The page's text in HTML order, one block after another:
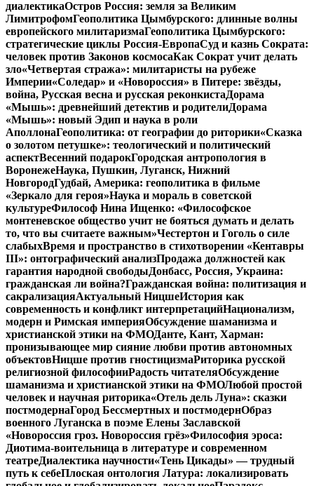
диалектикаОстров Россия: земля за Великим
ЛимитрофомГеополитика Цымбурского: длинные волны
европейского милитаризмаГеополитика Цымбурского:
стратегические циклы Россия-ЕвропаСуд и казнь Сократа:
человек против Законов космосаКак Сократ учит делать
зло«Четвертая стража»: милитаристы на рубеже
Империи«Соледар» и «Новороссия» в Питере: звёзды,
война, Русская весна и русская реконкистаДорама
«Мышь»: древнейший детектив и родителиДорама
«Мышь»: новый Эдип и наука в роли
АполлонаГеополитика: от географии до риторики«Сказка
о золотом петушке»: теологический и политический
аспектВесенний подарокГородская антропология в
ВоронежеНаука, Пушкин, Луганск, Нижний
НовгородГудбай, Америка: геополитика в фильме
«Зеркало для героя»Наука и мораль в советской
культуреФилософ Нина Ищенко: «Философское
монтеневское общество учит не бояться думать и делать
то, что вы считаете важным»Честертон и Гоголь о силе
слабыхВремя и пространство в стихотворении «Кентавры
III»: онтографический анализПродажа должностей как
гарантия народной свободыДонбасс, Россия, Украина:
гражданская ли война?Гражданская война: политизация и
сакрализацияАктуальный НицшеИстория как
современность и конфликт интерпретацийНационализм,
модерн и Римская империяОбсуждение шаманизма и
христианской этики на ФМОДанте, Кант, Харман:
пронизывающее мир сияние любви против автономных
объектовНицше против гностицизмаРиторика русской
религиозной философииРадость читателяОбсуждение
шаманизма и христианской этики на ФМОЛюбой простой
человек и научная риторика«Отель дель Луна»: сказки
постмодернаГород Бессмертных и постмодернОбраз
военного Луганска в поэме Елены Заславской
«Новороссия гроз. Новороссия грёз»Философия эроса:
Диотима-воительница в литературе и современном
театреДиалектика научности«Тень Цикады» — трудный
путь к себеПлоская онтология Латура: локализировать